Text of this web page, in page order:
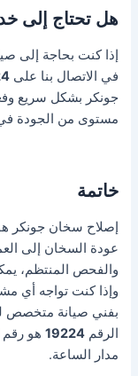
هل تحتاج إلى
إذا كنت بحاجة إلى
في الاتصال بنا على
جونكر بشكل سريع
مستوى من الجودة
خاتمة
إصلاح سخان جونكر
عودة السخان إلى
والفحص المنتظم،
وإذا كنت تواجه أي
بفني صيانة متخصص
الرقم19224 هو
مدار الساعة.